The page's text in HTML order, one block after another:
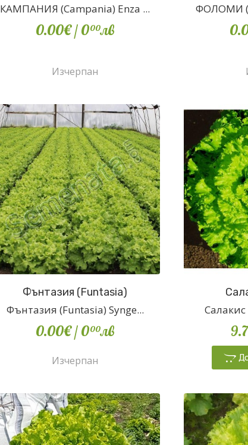
КАМПАНИЯ (Campania) Enza ...
0.00€/ 000лв
Изчерпан
ФОЛОМИ
Фънтазия (Funtasia)
Фънтазия (Funtasia) Synge...
0.00€/ 000лв
Изчерпан
Салакис